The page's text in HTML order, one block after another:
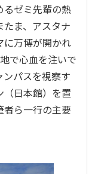
るゼミ先輩の熱
ま、アスタナ
に万博が開かれ
で心血を注いで
パスを視察す
（日本館）を置
者ら一行の主要